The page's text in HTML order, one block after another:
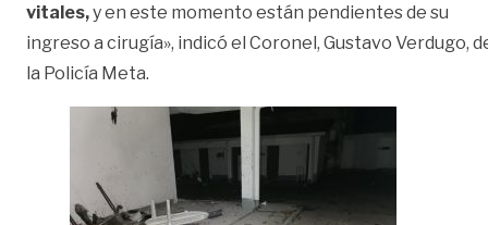
vitales,y en este momento están pendientes de su
ingreso a cirugía», indicó el Coronel, Gustavo Verdugo,
la Policía Meta.